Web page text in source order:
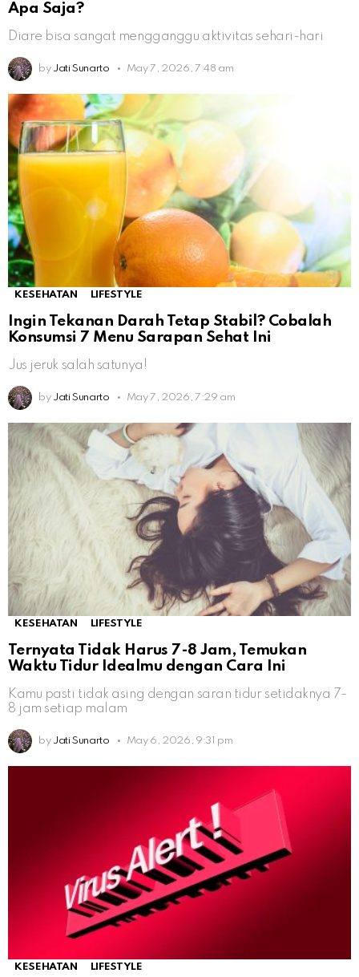
Apa Saja?
Diare bisa sangat mengganggu aktivitas sehari-hari
by Jati Sunarto May 7, 2026, 7:48 am
KESEHATAN LIFESTYLE
Ingin Tekanan Darah Tetap Stabil? Cobalah
Konsumsi 7 Menu Sarapan Sehat Ini
Jus jeruk salah satunya!
by Jati Sunarto May 7, 2026, 7:29 am
KESEHATAN LIFESTYLE
Ternyata Tidak Harus 7-8 Jam, Temukan
Waktu Tidur Idealmu dengan Cara Ini
Kamu pasti tidak asing dengan saran tidur setidaknya 7-
8 jam setiap malam
by Jati Sunarto May 6, 2026, 9:31 pm
KESEHATAN LIFESTYLE